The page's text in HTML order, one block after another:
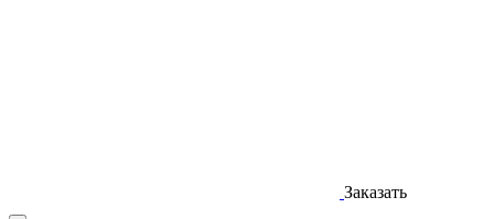
Заказать